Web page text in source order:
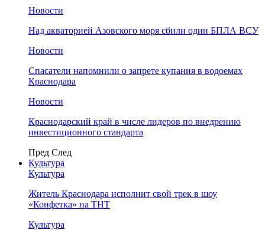
Новости
Над акваторией Азовского моря сбили один БПЛА ВСУ
Новости
Спасатели напомнили о запрете купания в водоемах
Краснодара
Новости
Краснодарский край в числе лидеров по внедрению
инвестиционного стандарта
Пред След
Культура
Культура
Житель Краснодара исполнит свой трек в шоу
«Конфетка» на ТНТ
Культура